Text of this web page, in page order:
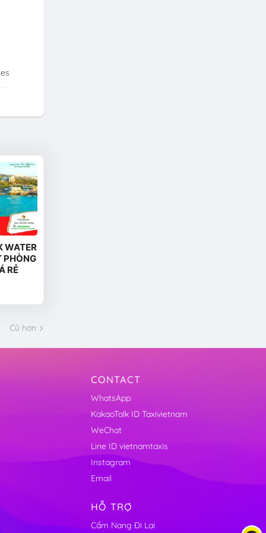
WATER
PHÒNG
RẺ
Cũ hơn
CONTACT
WhatsApp
KakaoTalk ID Taxivietnam
WeChat
Line ID vietnamtaxis
Instagram
Email
HỖ TRỢ
Cẩm Nang Đi Lại